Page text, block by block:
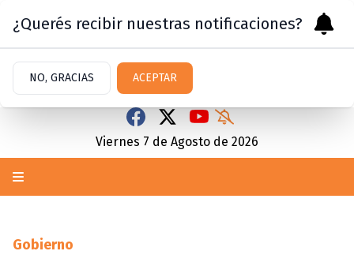
Viernes 7 de Agosto de 2026
Gobierno
¿Querés recibir nuestras notificaciones?
NO, GRACIAS ACEPTAR